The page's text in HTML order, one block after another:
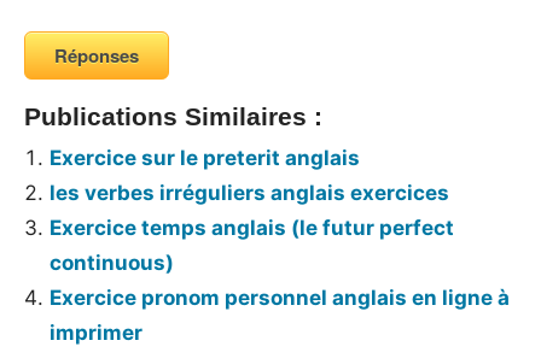
Réponses
Publications Similaires :
Exercice sur le preterit anglais
les verbes irréguliers anglais exercices
Exercice temps anglais (le futur perfect
continuous)
Exercice pronom personnel anglais en ligne à
imprimer